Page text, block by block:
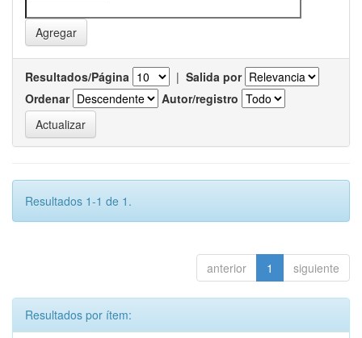
Resultados/Página | Salida por
Ordenar
Autor/registro
Resultados 1-1 de 1.
anterior 1 siguiente
Resultados por ítem: